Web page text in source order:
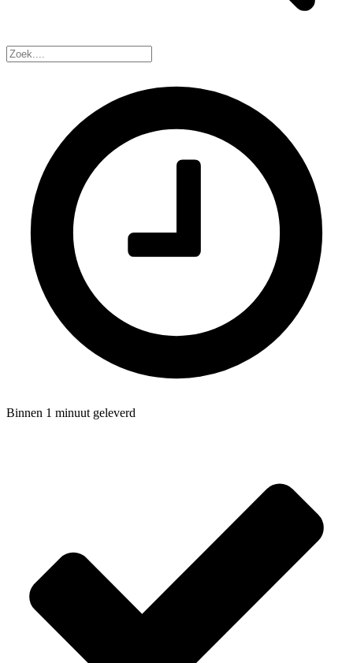
Binnen 1 minuut geleverd